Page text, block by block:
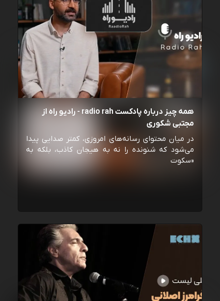
همه چیز درباره پادکست radio rah - رادیو راه از
مجتبی شکوری
در میان محتوای رسانه‌های امروزی، کمتر صدایی پیدا
می‌شود که شنونده را نه به هیجان کاذب، بلکه به
«سکوت